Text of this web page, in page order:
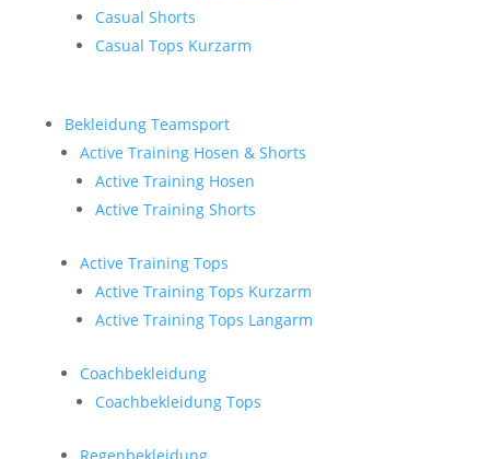
Casual Shorts
Casual Tops Kurzarm
Bekleidung Teamsport
Active Training Hosen & Shorts
Active Training Hosen
Active Training Shorts
Active Training Tops
Active Training Tops Kurzarm
Active Training Tops Langarm
Coachbekleidung
Coachbekleidung Tops